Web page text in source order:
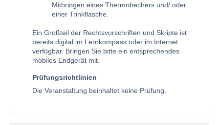
Mitbringen eines Thermobechers und/ oder
einer Trinkflasche.
Ein Großteil der Rechtsvorschriften und Skripte ist
bereits digital im Lernkompass oder im Internet
verfügbar. Bringen Sie bitte ein entsprechendes
mobiles Endgerät mit.
Prüfungsrichtlinien
Die Veranstaltung beinhaltet keine Prüfung.